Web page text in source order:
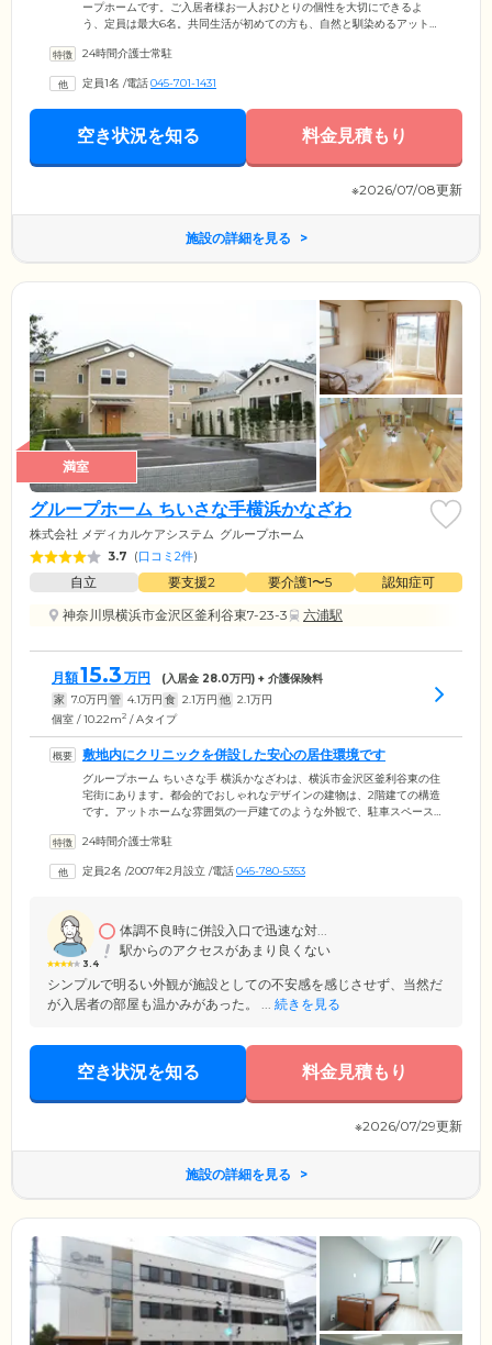
ープホームです。ご入居者様お一人おひとりの個性を大切にできるよ
う、定員は最大6名。共同生活が初めての方も、自然と馴染めるアットホ
屋をご用意しておりますので、ご自身のペースで安心して暮らせます。
安心して暮らせる」「ほかの方の目を気にする心配がない」というお声
をいただいております。ぜひお気軽にお問い合わせください。
24時間介護士常駐
定員1名 /電話045-701-1431
空き状況を知る 料金見積もり
※2026/07/08更新
施設の詳細を見る
満室
グループホーム ちいさな手横浜かなざわ
株式会社 メディカルケアシステム グループホーム
3.7 (口コミ2件)
自立 要支援2 要介護1〜5
認知症可
神奈川県横浜市金沢区釜利谷東7-23-3
六浦駅
月額15.3 万円 (入居金 28.0万円) + 介護保険料
家 7.0万円 管 4.1万円 食 2.1万円 他 2.1万円
個室 / 10.22m2 / Aタイプ
敷地内にクリニックを併設した安心の居住環境です
グループホーム ちいさな手 横浜かなざわは、横浜市金沢区釜利谷東の住
宅街にあります。都会的でおしゃれなデザインの建物は、2階建ての構造
です。アットホームな雰囲気の一戸建てのような外観で、駐車スペース
きな掃き出し窓から自然光が入り、気持ちのよい1日を過ごしていただけ
クリニックを併設し、複数科目に対応。居宅療養指導を受けていただく
24時間介護士常駐
定員2名 /2007年2月設立 /電話045-780-5353
3.4
体調不良時に併設入口で迅速な対...
駅からのアクセスがあまり良くない
シンプルで明るい外観が施設としての不安感を感じさせず、当然だ
が入居者の部屋も温かみがあった。 ... 続きを見る
空き状況を知る 料金見積もり
※2026/07/29更新
施設の詳細を見る